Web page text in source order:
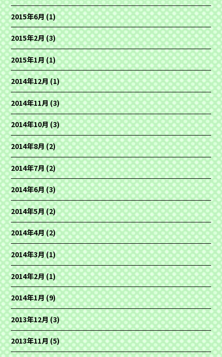
2015年6月(1)
2015年2月(3)
2015年1月(1)
2014年12月(1)
2014年11月(3)
2014年10月(3)
2014年8月(2)
2014年7月(2)
2014年6月(3)
2014年5月(2)
2014年4月(2)
2014年3月(1)
2014年2月(1)
2014年1月(9)
2013年12月(3)
2013年11月(5)